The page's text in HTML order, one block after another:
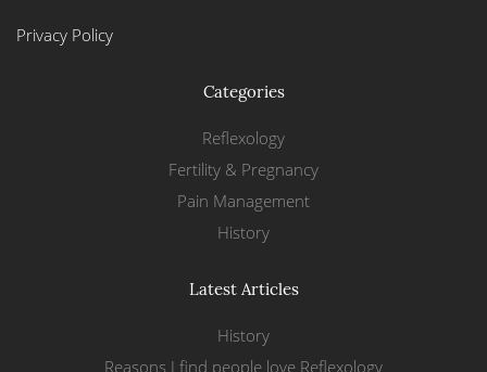
Privacy Policy
Categories
Reflexology
Fertility & Pregnancy
Pain Management
History
Latest Articles
History
Reasons I find people love Reflexology